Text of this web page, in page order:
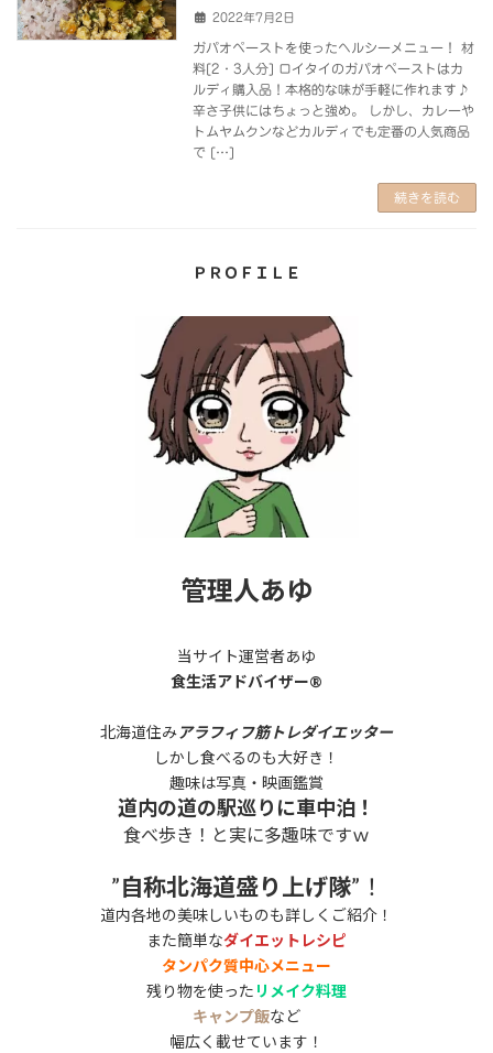
2022年7月2日
ガパオペーストを使ったヘルシーメニュー！ 材
料[2・3人分] ロイタイのガパオペーストはカ
ルディ購入品！本格的な味が手軽に作れます♪
辛さ子供にはちょっと強め。 しかし、カレーや
トムヤムクンなどカルディでも定番の人気商品
で […]
続きを読む
ＰＲＯＦＩＬＥ
管理人あゆ
当サイト運営者あゆ
食生活アドバイザー®
北海道住み アラフィフ筋トレダイエッター
しかし食べるのも大好き！
趣味は写真・映画鑑賞
道内の道の駅巡りに車中泊！
食べ歩き！と実に多趣味ですｗ
”自称北海道盛り上げ隊”！
道内各地の美味しいものも詳しくご紹介！
また簡単なダイエットレシピ
タンパク質中心メニュー
残り物を使った リメイク料理
キャンプ飯など
幅広く載せています！